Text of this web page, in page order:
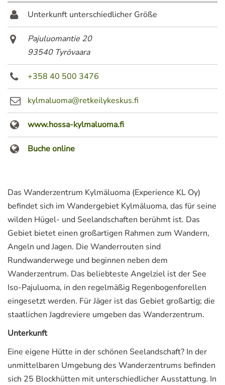
Unterkunft unterschiedlicher Größe
Pajuluomantie 20
93540 Tyrövaara
+358 40 500 3476
kylmaluoma@retkeilykeskus.fi
www.hossa-kylmaluoma.fi
Buche online
Das Wanderzentrum Kylmäluoma (Experience KL Oy)
befindet sich im Wandergebiet Kylmäluoma, das für seine
wilden Hügel- und Seelandschaften berühmt ist. Das
Gebiet bietet einen großartigen Rahmen zum Wandern,
Angeln und Jagen. Die Wanderrouten sind
Rundwanderwege und beginnen neben dem
Wanderzentrum. Das beliebteste Angelziel ist der See
Iso-Pajuluoma, in den regelmäßig Regenbogenforellen
eingesetzt werden. Für Jäger ist das Gebiet großartig; die
staatlichen Jagdreviere umgeben das Wanderzentrum.
Unterkunft
Eine eigene Hütte in der schönen Seelandschaft? In der
unmittelbaren Umgebung des Wanderzentrums befinden
sich 25 Blockhütten mit unterschiedlicher Ausstattung. In